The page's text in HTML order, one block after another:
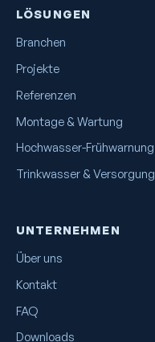
LÖSUNGEN
Branchen
Projekte
Referenzen
Montage & Wartung
Hochwasser-Frühwarnung
Trinkwasser & Versorgung
UNTERNEHMEN
Über uns
Kontakt
FAQ
Downloads